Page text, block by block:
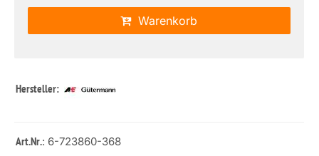
Warenkorb
Hersteller:
Art.Nr.: 6-723860-368